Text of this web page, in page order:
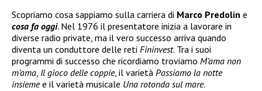
Scopriamo cosa sappiamo sulla carriera di Marco Predolin e
cosa fa oggi. Nel 1976 il presentatore inizia a lavorare in
diverse radio private, ma il vero successo arriva quando
diventa un conduttore delle reti Fininvest. Tra i suoi
programmi di successo che ricordiamo troviamo M’ama non
m’ama Il gioco delle coppie, il varietà Passiamo la notte
insiemee il varietà musicale Una rotonda sul mare.